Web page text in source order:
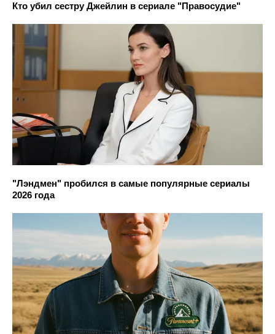
Кто убил сестру Джейлин в сериале "Правосудие"
"Лэндмен" пробился в самые популярные сериалы
2026 года